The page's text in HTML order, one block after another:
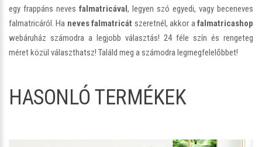
egy frappáns neves falmatricával, legyen szó egyedi, vagy beceneves
falmatricáról. Ha neves falmatricát szeretnél, akkor afalmatricashop
webáruház számodra a legjobb választás! 24 féle szín és rengeteg
méret közül választhatsz! Találd meg a számodra legmegfelelőbbet!
HASONLÓ TERMÉKEK